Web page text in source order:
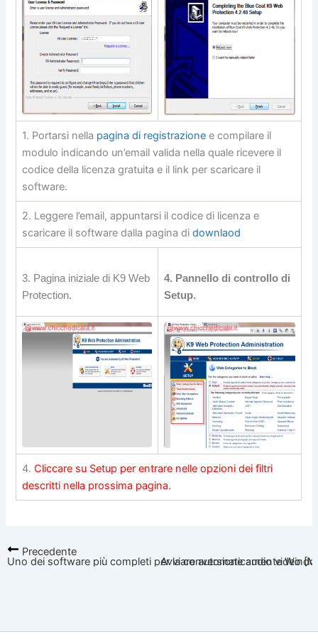
1. Portarsi nella pagina di registrazione e compilare il
modulo indicando un’email valida nella quale ricevere il
codice della licenza gratuita e il link per scaricare il
software.
2. Leggere l’email, appuntarsi il codice di licenza e
scaricare il software dalla pagina didownlaod
3. Pagina iniziale di K9 Web
Protection.
4. Pannello di controllo di
Setup.
4.Cliccare su Setup per entrare nelle opzioni dei filtri
descritti nella prossima pagina.
Precedente
Uno dei software più completi per la conversione audio video
Avviare automaticamente